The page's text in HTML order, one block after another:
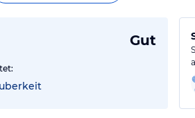
Gut